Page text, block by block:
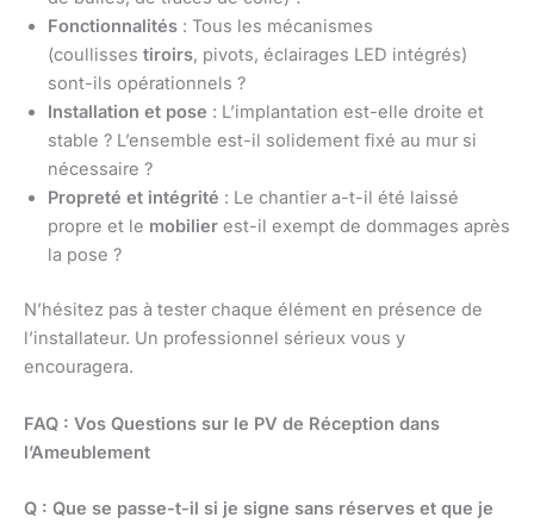
Fonctionnalités : Tous les mécanismes
(coullisses tiroirs, pivots, éclairages LED intégrés)
sont-ils opérationnels ?
Installation et pose : L’implantation est-elle droite et
stable ? L’ensemble est-il solidement fixé au mur si
nécessaire ?
Propreté et intégrité : Le chantier a-t-il été laissé
propre et le mobilier est-il exempt de dommages après
la pose ?
N’hésitez pas à tester chaque élément en présence de
l’installateur. Un professionnel sérieux vous y
encouragera.
FAQ : Vos Questions sur le PV de Réception dans
l’Ameublement
Q : Que se passe-t-il si je signe sans réserves et que je